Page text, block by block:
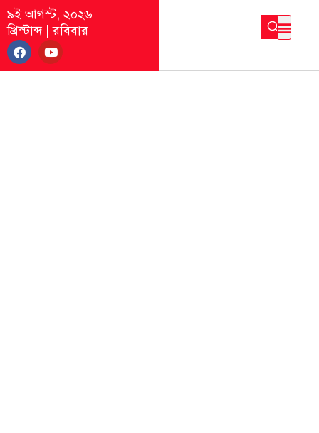
৯ই আগস্ট, ২০২৬
খ্রিস্টাব্দ|রবিবার